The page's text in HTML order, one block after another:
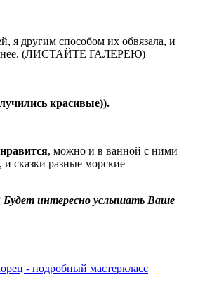
я другим способом их обвязала, и
(ЛИСТАЙТЕ ГАЛЕРЕЮ)
красивые)).
, можно и в ванной с ними
и сказки разные морские
Будет интересно услышать Ваше